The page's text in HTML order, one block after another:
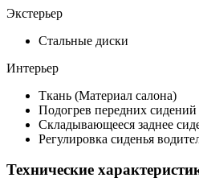
Экстерьер
Стальные диски
Интерьер
Ткань (Материал салона)
Подогрев передних сидений
Складывающееся заднее
Регулировка сиденья
Технические